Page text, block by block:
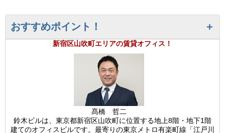
おすすめポイント！
新宿区山吹町エリアの賃貸オフィス！
髙橋 哲二
鈴木ビルは、東京都新宿区山吹町に位置する地上8階・地下1階
建てのオフィスビルです。最寄りの東京メトロ有楽町線「江戸川